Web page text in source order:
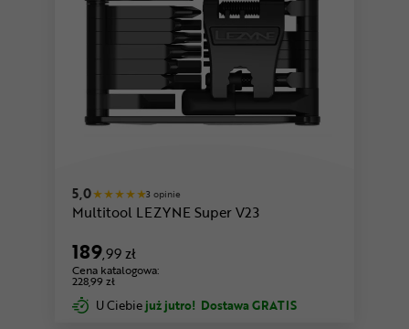
5,0 3 opinie
Multitool LEZYNE Super V23
189,99 zł
Cena katalogowa:
228,99 zł
U Ciebie już jutro! Dostawa GRATIS